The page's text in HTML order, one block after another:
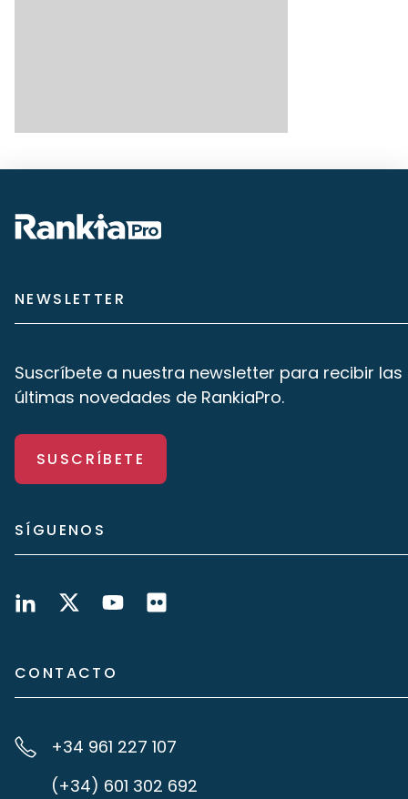
NEWSLETTER
Suscríbete a nuestra newsletter para recibir las
últimas novedades de RankiaPro.
SUSCRÍBETE
SÍGUENOS
CONTACTO
+34 961 227 107
(+34) 601 302 692